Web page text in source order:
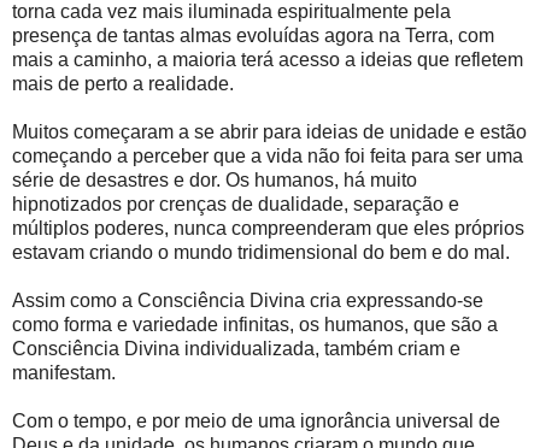
torna cada vez mais iluminada espiritualmente pela
presença de tantas almas evoluídas agora na Terra, com
mais a caminho, a maioria terá acesso a ideias que refletem
mais de perto a realidade.
Muitos começaram a se abrir para ideias de unidade e estão
começando a perceber que a vida não foi feita para ser uma
série de desastres e dor. Os humanos, há muito
hipnotizados por crenças de dualidade, separação e
múltiplos poderes, nunca compreenderam que eles próprios
estavam criando o mundo tridimensional do bem e do mal.
Assim como a Consciência Divina cria expressando-se
como forma e variedade infinitas, os humanos, que são a
Consciência Divina individualizada, também criam e
manifestam.
Com o tempo, e por meio de uma ignorância universal de